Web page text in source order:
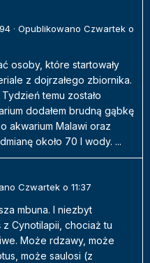
· Opublikowano Czwartek o
osoby, które startowały
z dojrzałego zbiornika.
temu zostało
dodałem brudną gąbkę
akwarium Malawi oraz
około 70 l wody. ...
Czwartek o 11:37
mbuna. I niezbyt
Cynotilapii, chociaż tu
Może rdzawy, może
może saulosi (z